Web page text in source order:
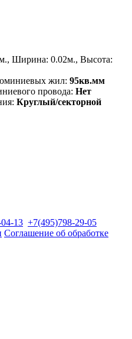
Ширина: 0.02м., Высота:
жил: 95кв.мм
провода: Нет
Круглый/секторной
13 +7(495)798-29-05
Соглашение об обработке